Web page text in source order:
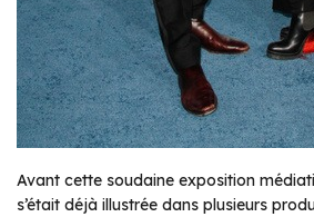
Avant cette soudaine exposition
s’était déjà illustrée dans plusieurs